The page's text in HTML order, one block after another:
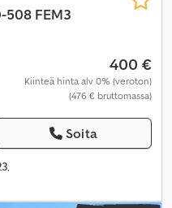
508 FEM3
400 €
Kiinteä hinta alv 0% (veroton)
(476 € bruttomassa)
Soita
,